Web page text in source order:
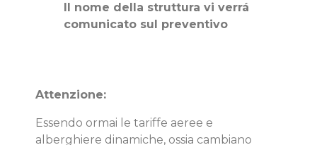
Il nome della struttura vi verrá
comunicato sul preventivo
Attenzione:
Essendo ormai le tariffe aeree e
alberghiere dinamiche, ossia cambiano